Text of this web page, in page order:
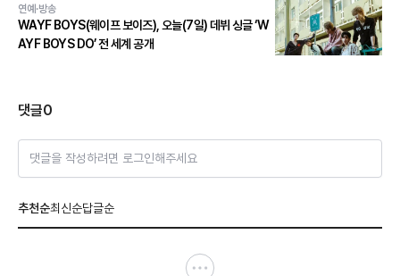
연예·방송
WAYF BOYS(웨이프 보이즈), 오늘(7일) 데뷔 싱글 ‘W
AYF BOYS DO’ 전 세계 공개
댓글0
댓글을 작성하려면 로그인해주세요
추천순최신순답글순